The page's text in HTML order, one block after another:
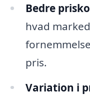
Bedre
hvad
pris.
Variation i